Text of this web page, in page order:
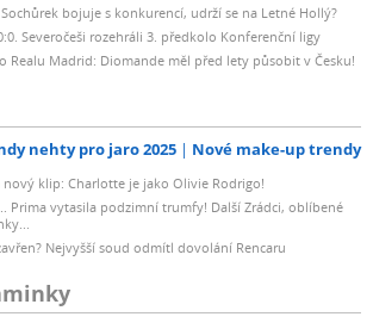
bojuje s konkurencí, udrží se na Letné Hollý?
Severočeši rozehráli 3. předkolo Konferenční ligy
Realu Madrid: Diomande měl před lety působit v Česku!
nehty pro jaro 2025 Nové make-up trendy
klip: Charlotte je jako Olivie Rodrigo!
Prima vytasila podzimní trumfy! Další Zrádci, oblíbené
Nejvyšší soud odmítl dovolání Rencaru